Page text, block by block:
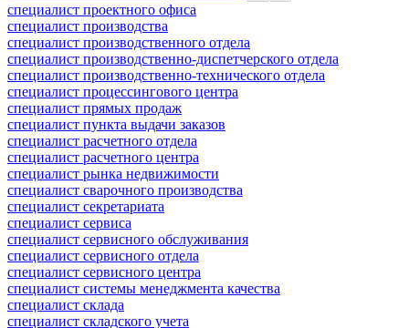
специалист проектного офиса
специалист производства
специалист производственного отдела
специалист производственно-диспетчерского отдела
специалист производственно-технического отдела
специалист процессингового центра
специалист прямых продаж
специалист пункта выдачи заказов
специалист расчетного отдела
специалист расчетного центра
специалист рынка недвижимости
специалист сварочного производства
специалист секретариата
специалист сервиса
специалист сервисного обслуживания
специалист сервисного отдела
специалист сервисного центра
специалист системы менеджмента качества
специалист склада
специалист складского учета